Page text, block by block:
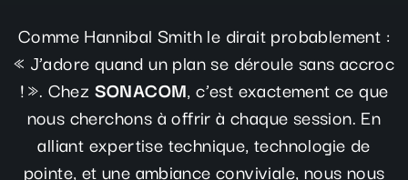
Comme Hannibal Smith le dirait probablement :
« J’adore quand un plan se déroule sans accroc
! ». Chez SONACOM, c’est exactement ce que
nous cherchons à offrir à chaque session. En
alliant expertise technique, technologie de
pointe, et une ambiance conviviale, nous nous